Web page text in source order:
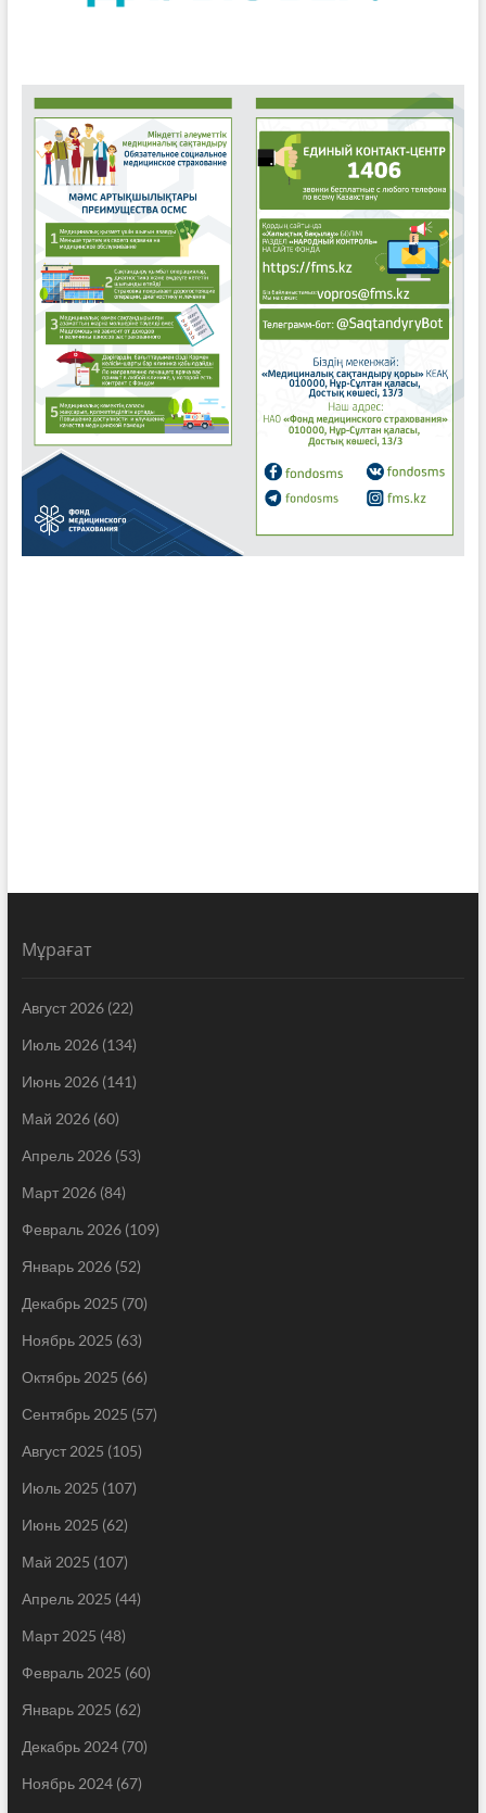
Мұрағат
Август 2026(22)
Июль 2026(134)
Июнь 2026(141)
Май 2026(60)
Апрель 2026(53)
Март 2026(84)
Февраль 2026(109)
Январь 2026(52)
Декабрь 2025 (70)
Ноябрь 2025 (63)
Октябрь 2025 (66)
Сентябрь 2025 (57)
Август 2025 (105)
Июль 2025 (107)
Июнь 2025 (62)
Май 2025 (107)
Апрель 2025 (44)
Март 2025 (48)
Февраль 2025 (60)
Январь 2025 (62)
Декабрь 2024(70)
Ноябрь 2024(67)